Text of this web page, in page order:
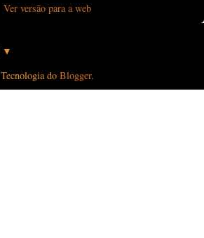
Ver versão para a web
▼
Tecnologia do Blogger.